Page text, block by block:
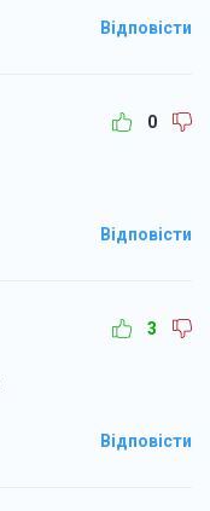
Відповісти
0
Відповісти
3
Відповісти